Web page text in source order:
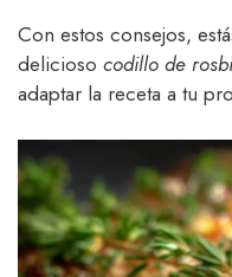
Con estos consejos,
delicioso codillo de
adaptar la receta a tu